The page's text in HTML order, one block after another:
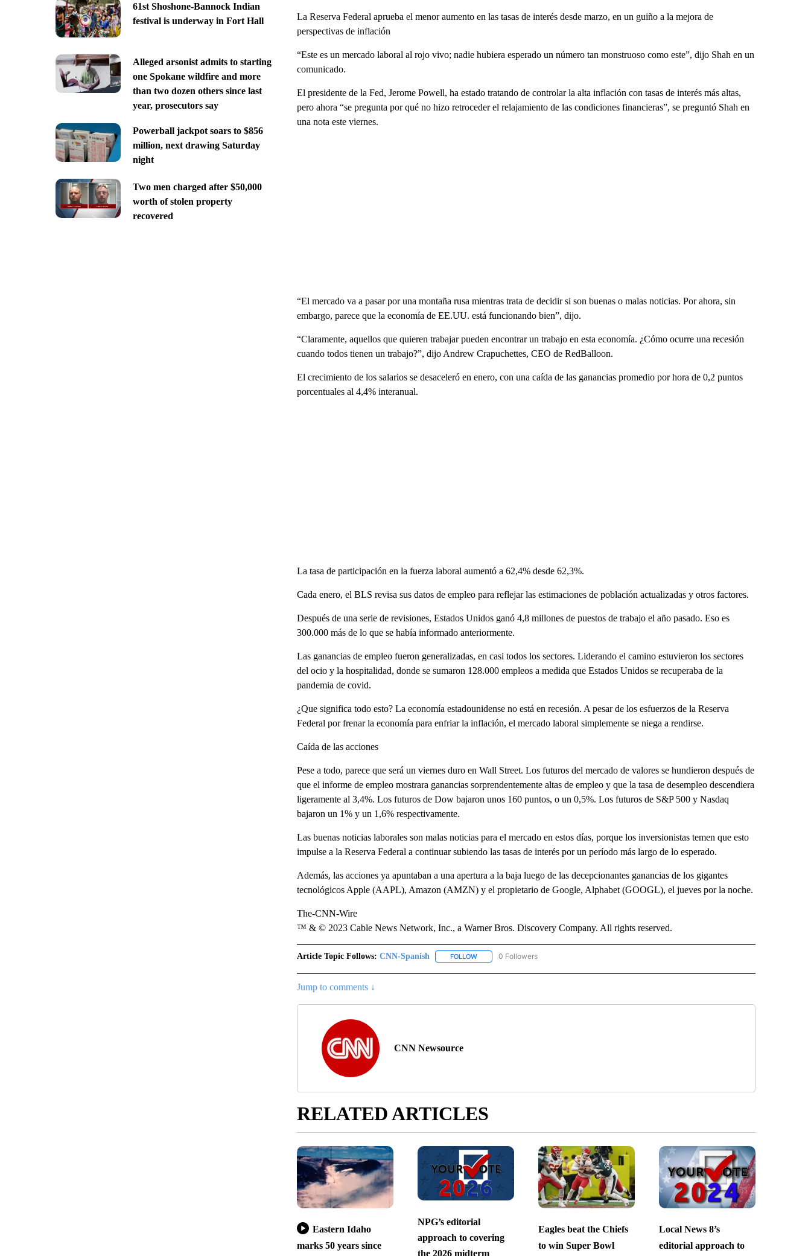
61st Shoshone-Bannock Indian
festival is underway in Fort Hall
Alleged arsonist admits to starting
one Spokane wildfire and more
than two dozen others since last
year, prosecutors say
Powerball jackpot soars to $856
million, next drawing Saturday
night
Two men charged after $50,000
worth of stolen property
recovered
La Reserva Federal aprueba el menor aumento en las tasas de interés desde marzo, en un guiño a la mejora de
perspectivas de inflación
“Este es un mercado laboral al rojo vivo; nadie hubiera esperado un número tan monstruoso como este”, dijo Shah en un
comunicado.
El presidente de la Fed, Jerome Powell, ha estado tratando de controlar la alta inflación con tasas de interés más altas,
pero ahora “se pregunta por qué no hizo retroceder el relajamiento de las condiciones financieras”, se preguntó Shah en
una nota este viernes.
“El mercado va a pasar por una montaña rusa mientras trata de decidir si son buenas o malas noticias. Por ahora, sin
embargo, parece que la economía de EE.UU. está funcionando bien”, dijo.
“Claramente, aquellos que quieren trabajar pueden encontrar un trabajo en esta economía. ¿Cómo ocurre una recesión
cuando todos tienen un trabajo?”, dijo Andrew Crapuchettes, CEO de RedBalloon.
El crecimiento de los salarios se desaceleró en enero, con una caída de las ganancias promedio por hora de 0,2 puntos
porcentuales al 4,4% interanual.
La tasa de participación en la fuerza laboral aumentó a 62,4% desde 62,3%.
Cada enero, el BLS revisa sus datos de empleo para reflejar las estimaciones de población actualizadas y otros factores.
Después de una serie de revisiones, Estados Unidos ganó 4,8 millones de puestos de trabajo el año pasado. Eso es
300.000 más de lo que se había informado anteriormente.
Las ganancias de empleo fueron generalizadas, en casi todos los sectores. Liderando el camino estuvieron los sectores
del ocio y la hospitalidad, donde se sumaron 128.000 empleos a medida que Estados Unidos se recuperaba de la
pandemia de covid.
¿Que significa todo esto? La economía estadounidense no está en recesión. A pesar de los esfuerzos de la Reserva
Federal por frenar la economía para enfriar la inflación, el mercado laboral simplemente se niega a rendirse.
Caída de las acciones
Pese a todo, parece que será un viernes duro en Wall Street. Los futuros del mercado de valores se hundieron después de
que el informe de empleo mostrara ganancias sorprendentemente altas de empleo y que la tasa de desempleo descendiera
ligeramente al 3,4%. Los futuros de Dow bajaron unos 160 puntos, o un 0,5%. Los futuros de S&P 500 y Nasdaq
bajaron un 1% y un 1,6% respectivamente.
Las buenas noticias laborales son malas noticias para el mercado en estos días, porque los inversionistas temen que esto
impulse a la Reserva Federal a continuar subiendo las tasas de interés por un período más largo de lo esperado.
Además, las acciones ya apuntaban a una apertura a la baja luego de las decepcionantes ganancias de los gigantes
tecnológicos Apple (AAPL), Amazon (AMZN) y el propietario de Google, Alphabet (GOOGL), el jueves por la noche.
The-CNN-Wire
™ & © 2023 Cable News Network, Inc., a Warner Bros. Discovery Company. All rights reserved.
Article Topic Follows: CNN-Spanish FOLLOWFOLLOW "CNN-SPANISH" TO RECEIVE NOTIFICATIONS ABOUT NEW PAGES ON "CNN-SPANISH".
0 Followers
Jump to comments ↓
CNN Newsource
RELATED ARTICLES
Eastern Idaho
marks 50 years since
NPG’s editorial
approach to covering
the 2026 midterm
Eagles beat the Chiefs
to win Super Bowl
Local News 8’s
editorial approach to